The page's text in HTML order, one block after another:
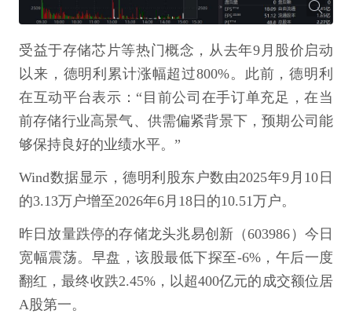
受益于存储芯片等热门概念，从去年9月股价启动
以来，德明利累计涨幅超过800%。此前，德明利
在互动平台表示：“目前公司在手订单充足，在当
前存储行业高景气、供需偏紧背景下，预期公司能
够保持良好的业绩水平。”
Wind数据显示，德明利股东户数由2025年9月10日
的3.13万户增至2026年6月18日的10.51万户。
昨日放量跌停的存储龙头兆易创新（603986）今日
宽幅震荡。早盘，该股最低下探至-6%，午后一度
翻红，最终收跌2.45%，以超400亿元的成交额位居
A股第一。